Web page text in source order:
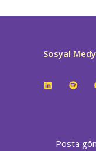
Sosyal
LinkedIn
Posta